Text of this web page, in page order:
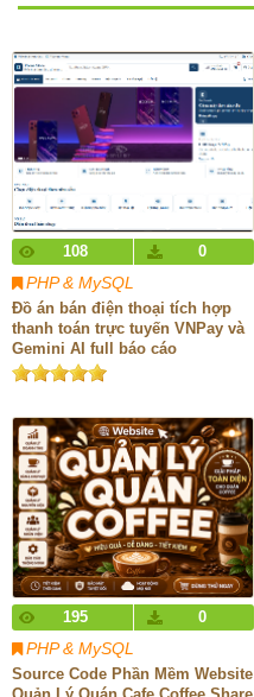
108 0
PHP & MySQL
Đồ án bán điện thoại tích hợp
thanh toán trực tuyến VNPay và
Gemini AI full báo cáo
195 0
PHP & MySQL
Source Code Phần Mềm Website